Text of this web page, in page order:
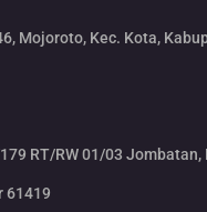
Mojoroto, Kec. Kota,
RT/RW 01/03 Jombatan,
61419